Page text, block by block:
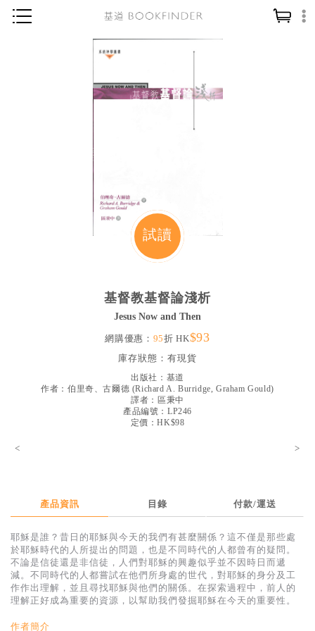
神學／教義
教會歷史
信徒生活
哲學／宗教比較
暢銷榜
中文二手書
英文二手書
精選英文書
電子書
試讀
基督教基督論淺析
Jesus Now and Then
網購優惠： 95折 HK$93
庫存狀態： 有現貨
出版社： 基道
作者： 伯里奇、古爾德 (Richard A. Burridge, Graham Gould)
譯者： 區秉中
產品編號：LP246
定價：HK$98
< >
產品資訊 目錄 付款/運送
耶穌是誰？昔日的耶穌與今天的我們有甚麼關係？這不僅是那些處
於耶穌時代的人所提出的問題，也是不同時代的人都曾有的疑問。
不論是信徒還是非信徒，人們對耶穌的興趣似乎並不因時日而遞
減。不同時代的人都嘗試在他們所身處的世代，對耶穌的身分及工
作作出理解，並且尋找耶穌與他們的關係。在探索過程中，前人的
理解正好成為重要的資源，以幫助我們發掘耶穌在今天的重要性。
作者簡介